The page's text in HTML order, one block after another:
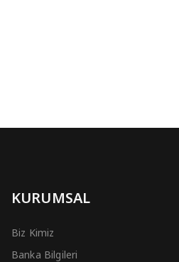
KURUMSAL
Biz Kimiz
Banka Bilgileri